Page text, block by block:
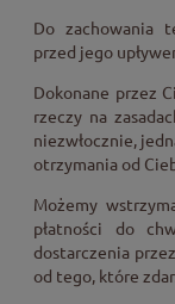
Do zachowania
przed jego
Dokonane przez
rzeczy na
niezwłocznie,
otrzymania od
Możemy
płatności do
dostarczenia
od tego, które